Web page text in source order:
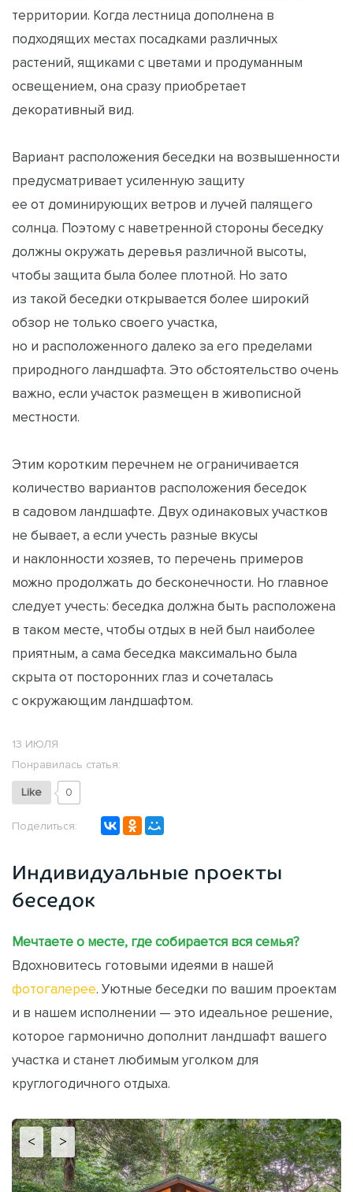
территории. Когда лестница дополнена в
подходящих местах посадками различных
растений, ящиками с цветами и продуманным
освещением, она сразу приобретает
декоративный вид.
Вариант расположения беседки на возвышенности
предусматривает усиленную защиту
ее от доминирующих ветров и лучей палящего
солнца. Поэтому с наветренной стороны беседку
должны окружать деревья различной высоты,
чтобы защита была более плотной. Но зато
из такой беседки открывается более широкий
обзор не только своего участка,
но и расположенного далеко за его пределами
природного ландшафта. Это обстоятельство очень
важно, если участок размещен в живописной
местности.
Этим коротким перечнем не ограничивается
количество вариантов расположения беседок
в садовом ландшафте. Двух одинаковых участков
не бывает, а если учесть разные вкусы
и наклонности хозяев, то перечень примеров
можно продолжать до бесконечности. Но главное
следует учесть: беседка должна быть расположена
в таком месте, чтобы отдых в ней был наиболее
приятным, а сама беседка максимально была
скрыта от посторонних глаз и сочеталась
с окружающим ландшафтом.
13 ИЮЛЯ
Понравилась статья:
Like 0
Поделиться:
Индивидуальные проекты
беседок
Мечтаете о месте, где собирается вся семья?
Вдохновитесь готовыми идеями в нашей
фотогалерее. Уютные беседки по вашим проектам
и в нашем исполнении — это идеальное решение,
которое гармонично дополнит ландшафт вашего
участка и станет любимым уголком для
круглогодичного отдыха.
< >